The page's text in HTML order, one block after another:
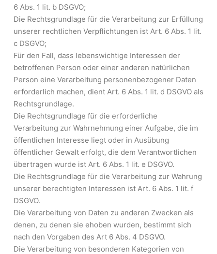
6 Abs. 1 lit. b DSGVO;
Die Rechtsgrundlage für die Verarbeitung zur Erfüllung
unserer rechtlichen Verpflichtungen ist Art. 6 Abs. 1 lit.
c DSGVO;
Für den Fall, dass lebenswichtige Interessen der
betroffenen Person oder einer anderen natürlichen
Person eine Verarbeitung personenbezogener Daten
erforderlich machen, dient Art. 6 Abs. 1 lit. d DSGVO als
Rechtsgrundlage.
Die Rechtsgrundlage für die erforderliche
Verarbeitung zur Wahrnehmung einer Aufgabe, die im
öffentlichen Interesse liegt oder in Ausübung
öffentlicher Gewalt erfolgt, die dem Verantwortlichen
übertragen wurde ist Art. 6 Abs. 1 lit. e DSGVO.
Die Rechtsgrundlage für die Verarbeitung zur Wahrung
unserer berechtigten Interessen ist Art. 6 Abs. 1 lit. f
DSGVO.
Die Verarbeitung von Daten zu anderen Zwecken als
denen, zu denen sie ehoben wurden, bestimmt sich
nach den Vorgaben des Art 6 Abs. 4 DSGVO.
Die Verarbeitung von besonderen Kategorien von